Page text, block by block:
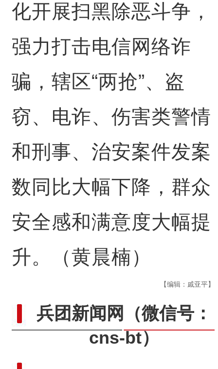
化开展扫黑除恶斗争，
强力打击电信网络诈
骗，辖区“两抢”、盗
窃、电诈、伤害类警情
和刑事、治安案件发案
数同比大幅下降，群众
安全感和满意度大幅提
升。（黄晨楠）
【编辑：戚亚平】
兵团新闻网
（微信号：
cns-bt）